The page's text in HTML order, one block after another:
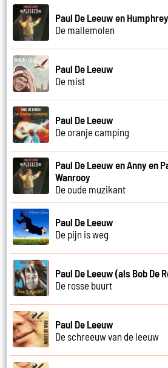
Paul De Leeuw en
De mallemolen
Paul De Leeuw
De mist
Paul De Leeuw
De oranje camping
Paul De Leeuw en Anny en
Wanrooy
De oude muzikant
Paul De Leeuw
De pijn is weg
Paul De Leeuw (als Bob De
De rosse buurt
Paul De Leeuw
De schreeuw van de leeuw